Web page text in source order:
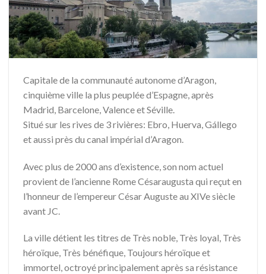
Capitale de la communauté autonome d’Aragon,
cinquième ville la plus peuplée d’Espagne, après
Madrid, Barcelone, Valence et Séville.
Situé sur les rives de 3 rivières: Ebro, Huerva, Gállego
et aussi près du canal impérial d’Aragon.
Avec plus de 2000 ans d’existence, son nom actuel
provient de l’ancienne Rome Césaraugusta qui reçut en
l’honneur de l’empereur César Auguste au XIVe siècle
avant JC.
La ville détient les titres de Très noble, Très loyal, Très
héroïque, Très bénéfique, Toujours héroïque et
immortel, octroyé principalement après sa résistance